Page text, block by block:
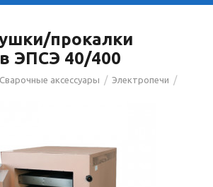
прокалки
ЭПСЭ 40/400
Сварочные аксессуары / Электропечи /